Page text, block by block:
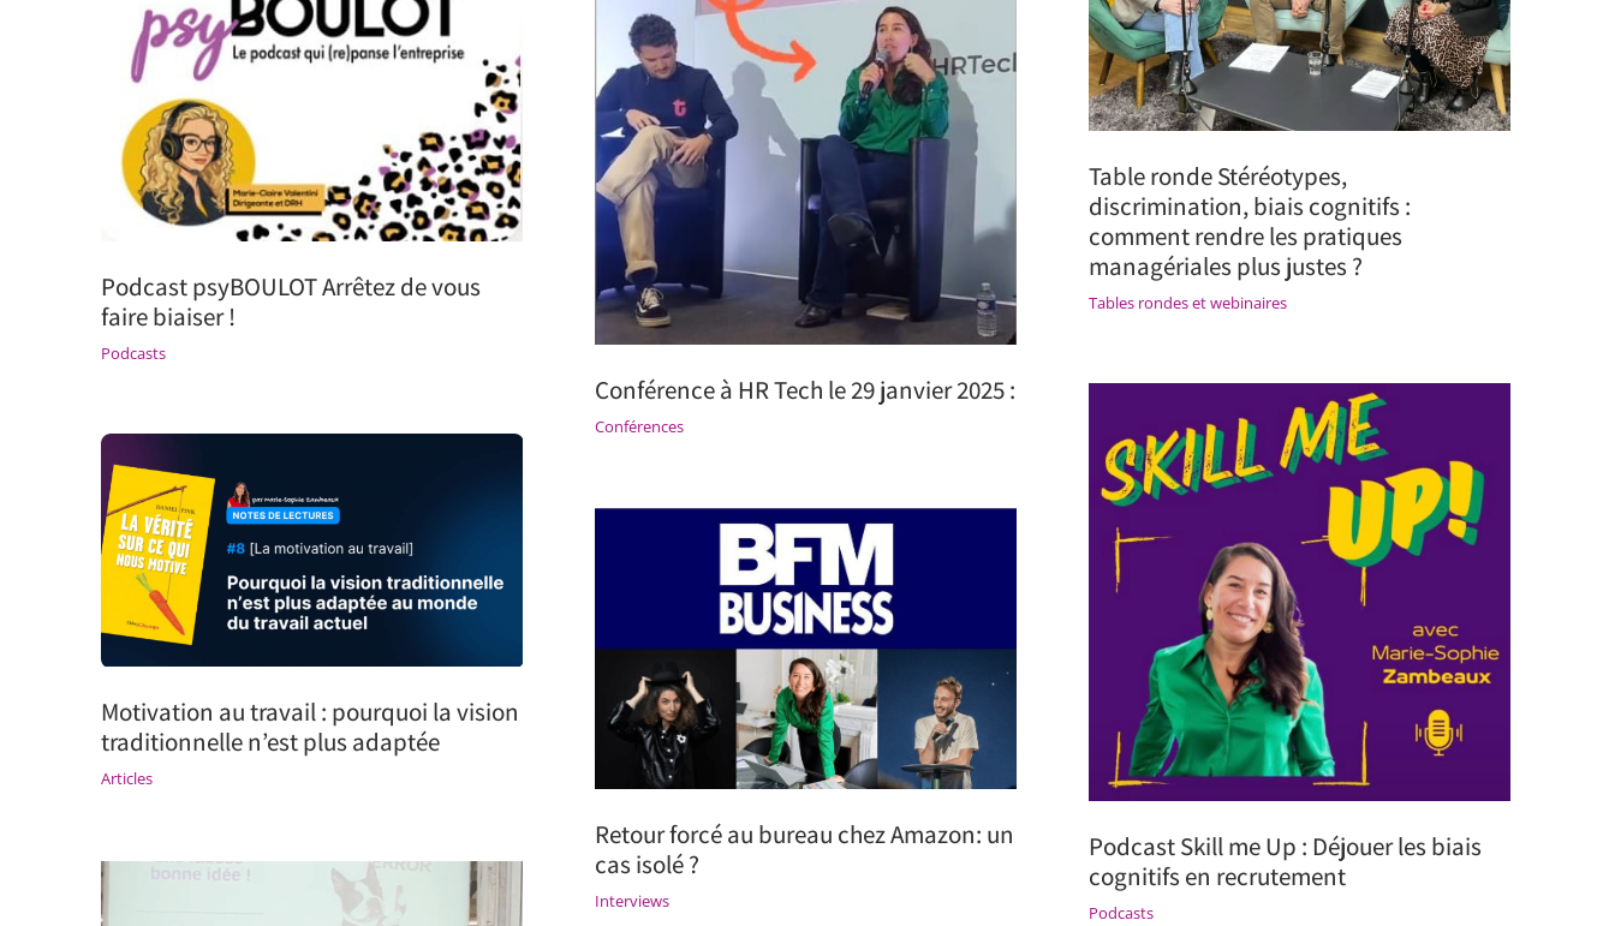
Podcast psyBOULOT Arrêtez de vous
faire biaiser !
Podcasts
Conférence à HR Tech le 29 janvier 2025 :
Conférences
Table ronde Stéréotypes,
discrimination, biais cognitifs :
comment rendre les pratiques
managériales plus justes ?
Tables rondes et webinaires
Podcast Skill me Up : Déjouer les biais
cognitifs en recrutement
Podcasts
Motivation au travail : pourquoi la vision
traditionnelle n’est plus adaptée
Articles
Retour forcé au bureau chez Amazon: un
cas isolé ?
Interviews